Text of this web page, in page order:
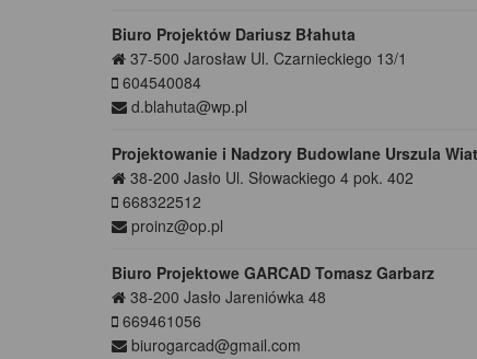
Biuro Projektów Dariusz Błahuta
37-500 Jarosław Ul. Czarnieckiego 13/1
604540084
d.blahuta@wp.pl
Projektowanie i Nadzory Budowlane Urszula
38-200 Jasło Ul. Słowackiego 4 pok. 402
668322512
proinz@op.pl
Biuro Projektowe GARCAD Tomasz Garbarz
38-200 Jasło Jareniówka 48
669461056
biurogarcad@gmail.com